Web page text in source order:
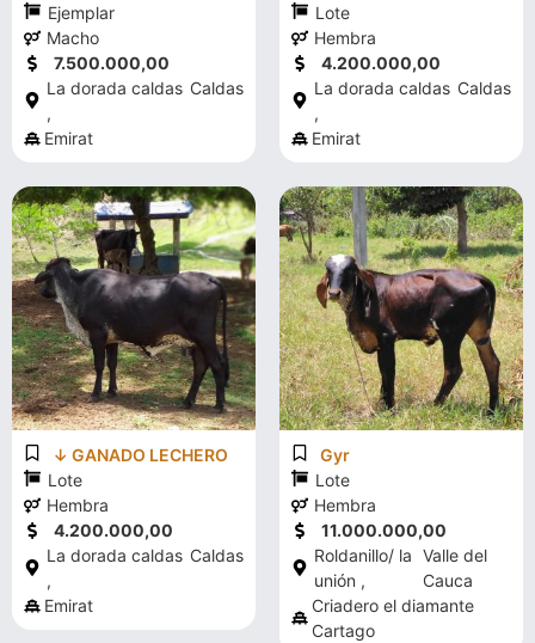
Ejemplar
Macho
7.500.000,00
La dorada caldas
,
Caldas
Emirat
Lote
Hembra
4.200.000,00
La dorada caldas
,
Caldas
Emirat
↓ GANADO LECHERO
Lote
Hembra
4.200.000,00
La dorada caldas
,
Caldas
Emirat
Gyr
Lote
Hembra
11.000.000,00
Roldanillo/ la
unión ,
Valle del
Cauca
Criadero el diamante
Cartago